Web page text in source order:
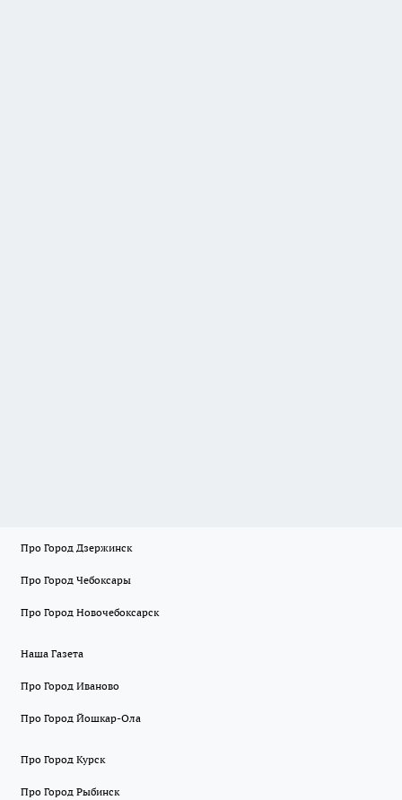
Про Город Дзержинск
Про Город Чебоксары
Про Город Новочебоксарск
Наша Газета
Про Город Иваново
Про Город Йошкар-Ола
Про Город Курск
Про Город Рыбинск